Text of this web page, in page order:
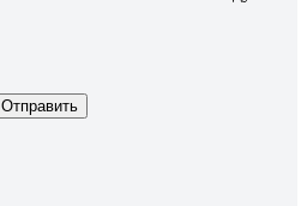
Отправить